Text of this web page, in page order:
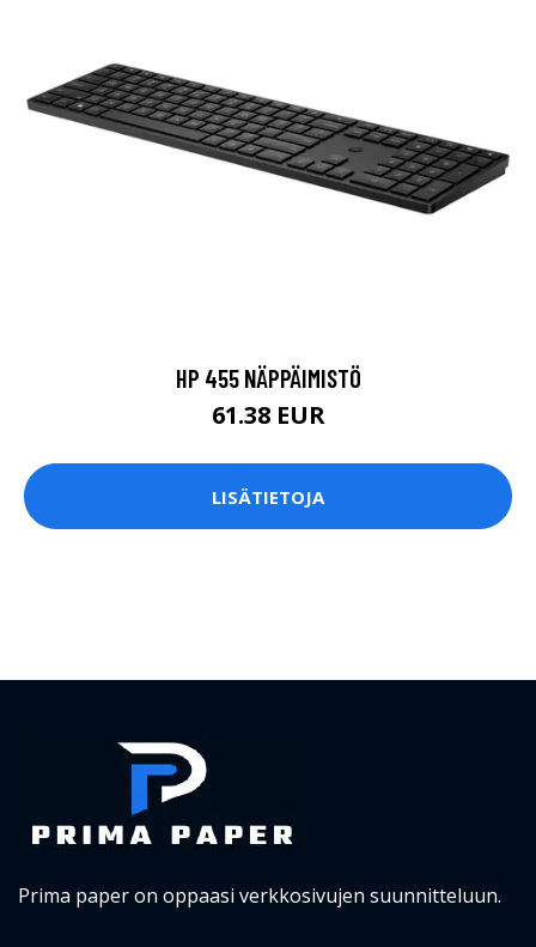
HP 455 NÄPPÄIMISTÖ
61.38 EUR
LISÄTIETOJA
Prima paper on oppaasi verkkosivujen suunnitteluun.